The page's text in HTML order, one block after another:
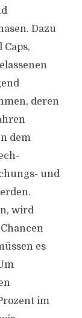
Dazu
deren
dem
und
wird
es
im